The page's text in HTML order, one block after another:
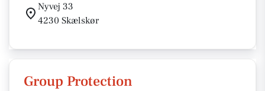
Nyvej 33
4230 Skælskør
Group Protection